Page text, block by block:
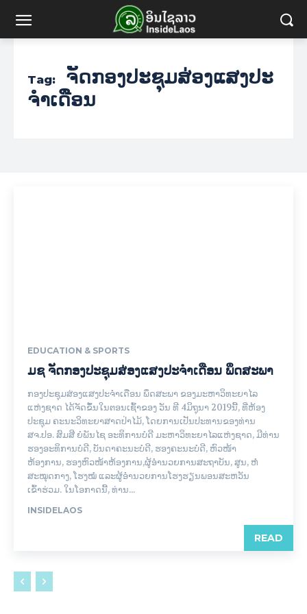
Tag:
ຈັດກອງປະຊຸມສ່ອງແສງປະ
ຈໍາເດືອນ
EDUCATION & SPORTS
ມຊ ຈັດກອງປະຊຸມສ່ອງແສງປະຈໍາເດືອນ ພຶດສະພາ
ກອງປະຊຸມສ່ອງແສງປະຈຳເດືອນ ພຶດສະພາ ຂອງມະຫາວິທະຍາໄລ
ແຫ່ງຊາດ ໄດ້ຈັດຂຶ້ນໃນຕອນເຊົ້າຂອງ ວັນ ທີ 4ມິຖຸນາ 2019ນີ້, ທີ່ຫ້ອງ
ປະຊຸມ ຄະນະວິທະຍາສາດປ່າໄມ້, ໂດຍການເປັນປະທານຂອງທ່ານ
ສຈ.ປອ. ສົມສີ ຍໍພັນໄຊ ອະທິການບໍດີ ມະຫາວິທະຍາໄລແຫ່ງຊາດ, ມີທ່ານ
ຮອງອະທິການບໍດີ, ບັນດາຄະນະບໍດີ, ຮອງຄະນະບໍດີ, ຫົວໜ້າ
ຫ້ອງການ, ຮອງຫົວໜ້າຫ້ອງການ,ຜູ້ອໍານວຍການສະຖາບັນ, ສູນ, ຫໍ
ສະໝຸດກາງ, ໂຮງໝໍ ແລະຜູ້ອໍານວຍການໂຮງຮຽນພອນສະຫວັນ
ເຂົ້າຮ່ວມ. ໃນໂອກາດນີ້, ທ່ານ...
INSIDELAOS
READ